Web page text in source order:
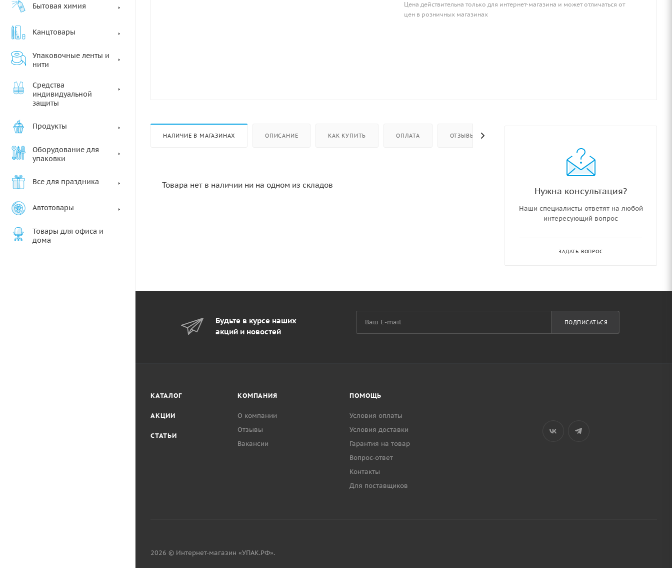
Бытовая химия
Канцтовары
Упаковочные ленты и
нити
Средства
индивидуальной
защиты
Продукты
Оборудование для
упаковки
Все для праздника
Автотовары
Товары для офиса и
дома
Цена действительна только для интернет-магазина и может отличаться от
цен в розничных магазинах
НАЛИЧИЕ В МАГАЗИНАХ ОПИСАНИЕ КАК КУПИТЬ ОПЛАТА ОТЗЫВЫ
Товара нет в наличии ни на одном из складов
Нужна консультация?
Наши специалисты ответят на любой
интересующий вопрос
ЗАДАТЬ ВОПРОС
Будьте в курсе наших
акций и новостей
ПОДПИСАТЬСЯ
КАТАЛОГ
АКЦИИ
СТАТЬИ
КОМПАНИЯ
О компании
Отзывы
Вакансии
ПОМОЩЬ
Условия оплаты
Условия доставки
Гарантия на товар
Вопрос-ответ
Контакты
Для поставщиков
2026 © Интернет-магазин «УПАК.РФ».